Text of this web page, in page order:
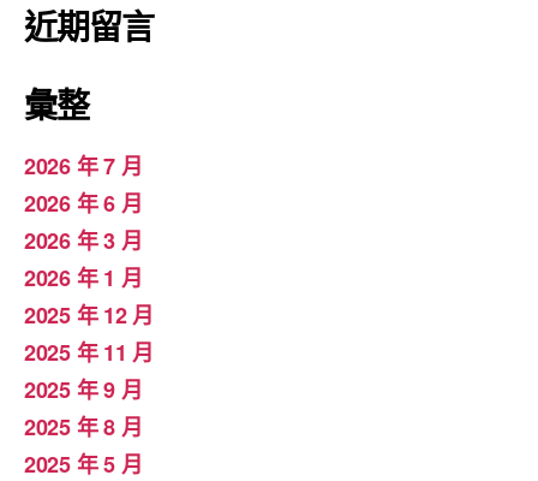
近期留言
彙整
2026 年 7 月
2026 年 6 月
2026 年 3 月
2026 年 1 月
2025 年 12 月
2025 年 11 月
2025 年 9 月
2025 年 8 月
2025 年 5 月